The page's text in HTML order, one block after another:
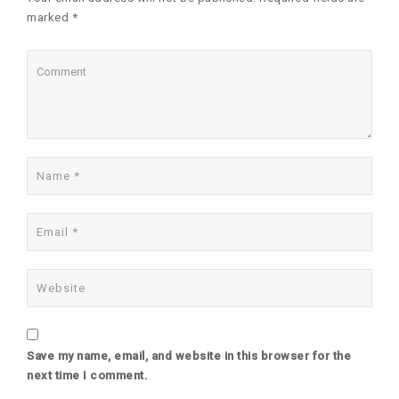
marked *
Save my name, email, and website in this browser for the
next time I comment.